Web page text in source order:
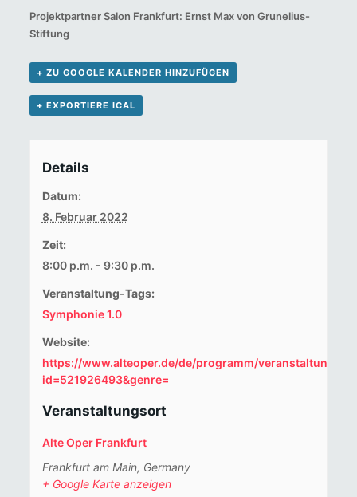
Projektpartner Salon Frankfurt: Ernst Max von Grunelius-
Stiftung
+ ZU GOOGLE KALENDER HINZUFÜGEN
+ EXPORTIERE ICAL
Details
Datum:
8. Februar 2022
Zeit:
8:00 p.m. - 9:30 p.m.
Veranstaltung-Tags:
Symphonie 1.0
Website:
https://www.alteoper.de/de/programm/
id=521926493&genre=
Veranstaltungsort
Alte Oper Frankfurt
Frankfurt am Main, Germany
+ Google Karte anzeigen